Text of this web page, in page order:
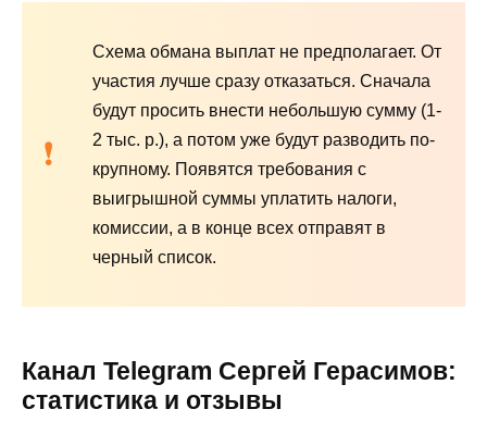
Схема обмана выплат не предполагает. От
участия лучше сразу отказаться. Сначала
будут просить внести небольшую сумму (1-
2 тыс. р.), а потом уже будут разводить по-
крупному. Появятся требования с
выигрышной суммы уплатить налоги,
комиссии, а в конце всех отправят в
черный список.
Канал Telegram Сергей Герасимов:
статистика и отзывы